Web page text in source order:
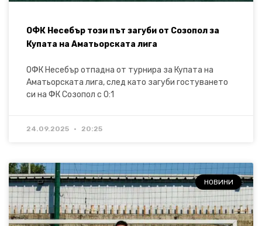
ОФК Несебър този път загуби от Созопол за
Купата на Аматьорската лига
ОФК Несебър отпадна от турнира за Купата на
Аматьорската лига, след като загуби гостуването
си на ФК Созопол с 0:1
24.09.2025 20:25
НОВИНИ